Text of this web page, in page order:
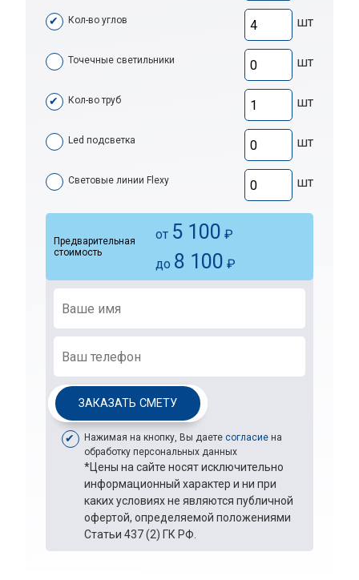
Кол-во углов шт
Точечные светильники шт
Кол-во труб шт
Led подсветка шт
Световые линии Flexy шт
Предварительная
стоимость
от 5 100 ₽
до 8 100 ₽
ЗАКАЗАТЬ СМЕТУ
Нажимая на кнопку, Вы даете согласие на
обработку персональных данных
*Цены на сайте носят исключительно
информационный характер и ни при
каких условиях не являются публичной
офертой, определяемой положениями
Статьи 437 (2) ГК РФ.